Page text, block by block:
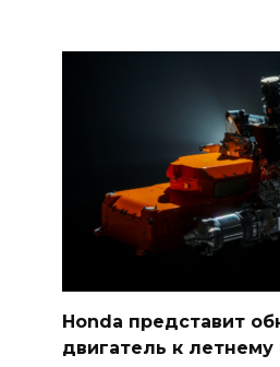
Honda представит
двигатель к